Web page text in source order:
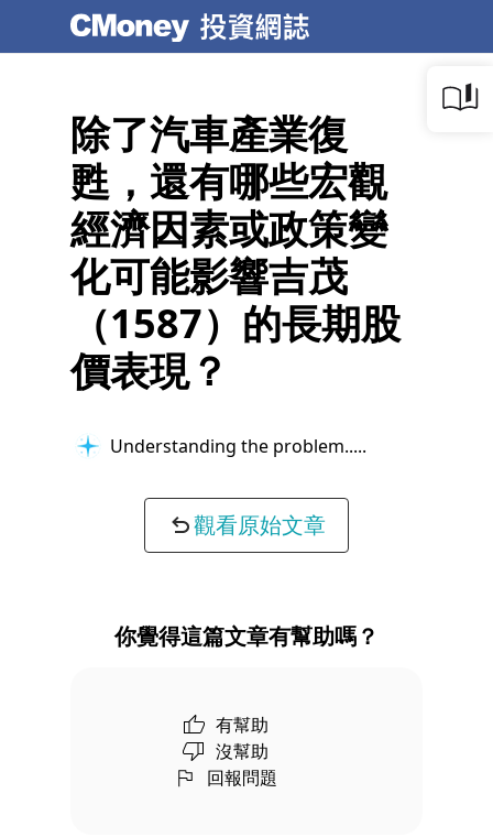
除了汽車產業復
甦，還有哪些宏觀
經濟因素或政策變
化可能影響吉茂
（1587）的長期股
價表現？
Understanding the problem...
觀看原始文章
你覺得這篇文章有幫助嗎？
有幫助
沒幫助
回報問題